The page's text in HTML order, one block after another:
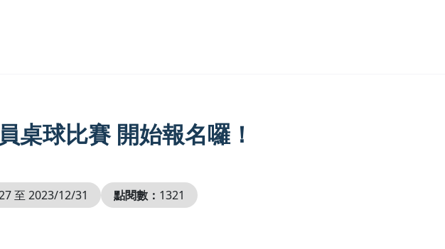
桌球比賽 開始報名囉！
至 2023/12/31 點閱數： 1321